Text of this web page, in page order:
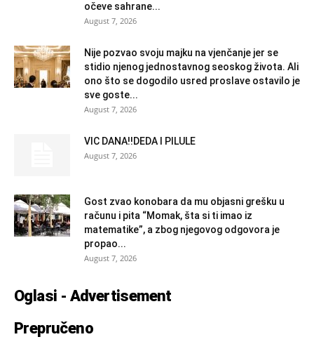
očeve sahrane...
August 7, 2026
Nije pozvao svoju majku na vjenčanje jer se
stidio njenog jednostavnog seoskog života. Ali
ono što se dogodilo usred proslave ostavilo je
sve goste...
August 7, 2026
VIC DANA!!DEDA I PILULE
August 7, 2026
Gost zvao konobara da mu objasni grešku u
računu i pita “Momak, šta si ti imao iz
matematike”, a zbog njegovog odgovora je
propao...
August 7, 2026
Oglasi - Advertisement
Prepručeno